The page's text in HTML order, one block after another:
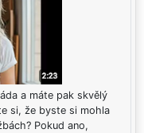
a máte pak skvělý
si, že byste si mohla
Pokud ano,